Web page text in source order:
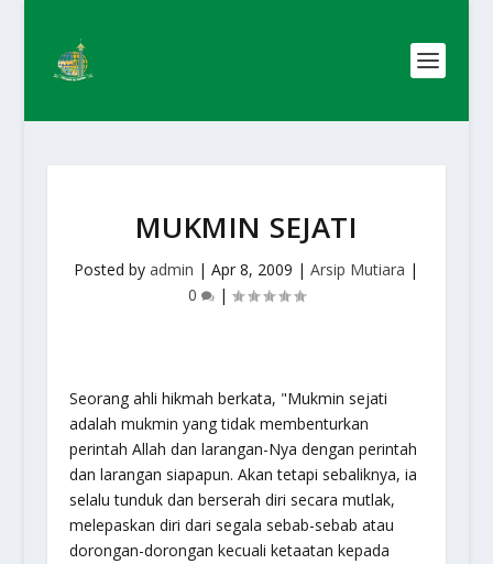
MUKMIN SEJATI
Posted byadmin |Apr 8, 2009 |Arsip Mutiara |
0
|
Seorang ahli hikmah berkata, "Mukmin sejati
adalah mukmin yang tidak membenturkan
perintah Allah dan larangan-Nya dengan perintah
dan larangan siapapun. Akan tetapi sebaliknya, ia
selalu tunduk dan berserah diri secara mutlak,
melepaskan diri dari segala sebab-sebab atau
dorongan-dorongan kecuali ketaatan kepada